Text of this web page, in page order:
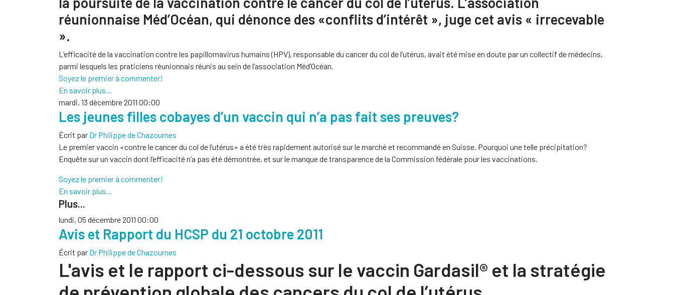
réunionnaise Méd’Océan, qui dénonce des «conflits d’intérêt », juge cet avis « irrecevable
».
L’efficacité de la vaccination contre les papillomavirus humains (HPV), responsable du cancer du col de l’utérus, avait été mise en doute par un collectif de médecins,
parmi lesquels les praticiens réunionnais réunis au sein de l’association Méd’Océan.
Soyez le premier à commenter!
En savoir plus...
mardi, 13 décembre 2011 00:00
Les jeunes filles cobayes d’un vaccin qui n’a pas fait ses preuves?
Écrit par Dr Philippe de Chazournes
Le premier vaccin «contre le cancer du col de l’utérus» a été très rapidement autorisé sur le marché et recommandé en Suisse. Pourquoi une telle précipitation?
Enquête sur un vaccin dont l’efficacité n’a pas été démontrée, et sur le manque de transparence de la Commission fédérale pour les vaccinations.
Soyez le premier à commenter!
En savoir plus...
Plus...
lundi, 05 décembre 2011 00:00
Avis et Rapport du HCSP du 21 octobre 2011
Écrit par Dr Philippe de Chazournes
L'avis et le rapport ci-dessous sur le vaccin Gardasil® et la stratégie